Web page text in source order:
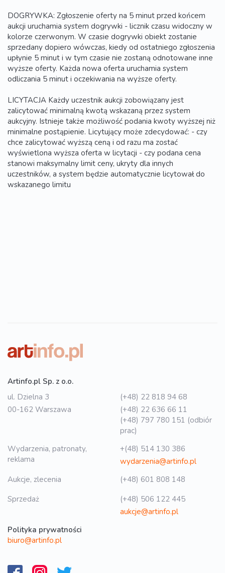
DOGRYWKA: Zgłoszenie oferty na 5 minut przed końcem
aukcji uruchamia system dogrywki - licznik czasu widoczny w
kolorze czerwonym. W czasie dogrywki obiekt zostanie
sprzedany dopiero wówczas, kiedy od ostatniego zgłoszenia
upłynie 5 minut i w tym czasie nie zostaną odnotowane inne
wyższe oferty. Każda nowa oferta uruchamia system
odliczania 5 minut i oczekiwania na wyższe oferty.
LICYTACJA Każdy uczestnik aukcji zobowiązany jest
zalicytować minimalną kwotą wskazaną przez system
aukcyjny. Istnieje także możliwość podania kwoty wyższej niż
minimalne postąpienie. Licytujący może zdecydować: - czy
chce zalicytować wyższą ceną i od razu ma zostać
wyświetlona wyższa oferta w licytacji - czy podana cena
stanowi maksymalny limit ceny, ukryty dla innych
uczestników, a system będzie automatycznie licytował do
wskazanego limitu
Artinfo.pl Sp. z o.o.
ul. Dzielna 3
00-162 Warszawa
(+48) 22 818 94 68
(+48) 22 636 66 11
(+48) 797 780 151 (odbiór
prac)
Wydarzenia, patronaty,
reklama
+(48) 514 130 386
wydarzenia@artinfo.pl
Aukcje, zlecenia
(+48) 601 808 148
Sprzedaż
(+48) 506 122 445
aukcje@artinfo.pl
Polityka prywatności
biuro@artinfo.pl